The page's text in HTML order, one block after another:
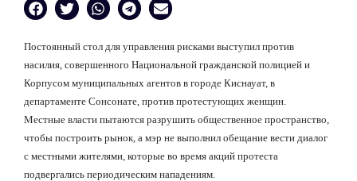
Постоянный стол для управления рисками выступил против
насилия, совершенного Национальной гражданской полицией и
Корпусом муниципальных агентов в городе Киснауат, в
департаменте Сонсонате, против протестующих женщин.
Местные власти пытаются разрушить общественное пространство,
чтобы построить рынок, а мэр не выполнил обещание вести диалог
с местными жителями, которые во время акций протеста
подвергались периодическим нападениям.